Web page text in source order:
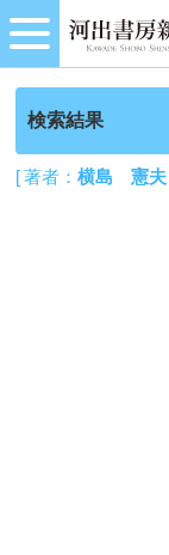
検索結果
[ 著者：横島 憲夫